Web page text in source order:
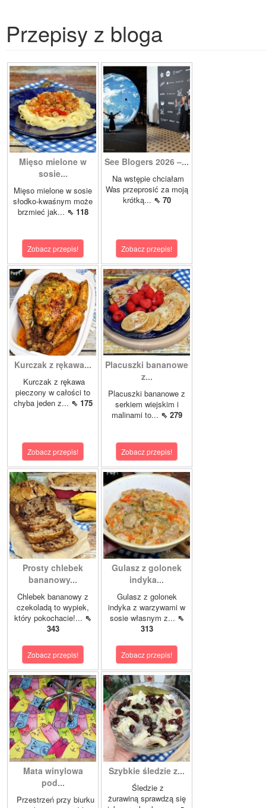
Przepisy z bloga
Mięso mielone w
sosie...
Mięso mielone w sosie
słodko-kwaśnym może
brzmieć jak... ⇖ 118
Zobacz przepis!
See Blogers 2026 –...
Na wstępie chciałam
Was przeprosić za moją
krótką... ⇖ 70
Zobacz przepis!
Kurczak z rękawa...
Kurczak z rękawa
pieczony w całości to
chyba jeden z... ⇖ 175
Zobacz przepis!
Placuszki bananowe
z...
Placuszki bananowe z
serkiem wiejskim i
malinami to... ⇖ 279
Zobacz przepis!
Prosty chlebek
bananowy...
Chlebek bananowy z
czekoladą to wypiek,
który pokochacie!... ⇖
343
Zobacz przepis!
Gulasz z golonek
indyka...
Gulasz z golonek
indyka z warzywami w
sosie własnym z... ⇖
313
Zobacz przepis!
Mata winylowa
pod...
Przestrzeń przy biurku
Szybkie śledzie z...
Śledzie z
żurawiną sprawdzą się